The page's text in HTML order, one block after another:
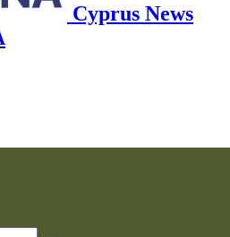
Cyprus News